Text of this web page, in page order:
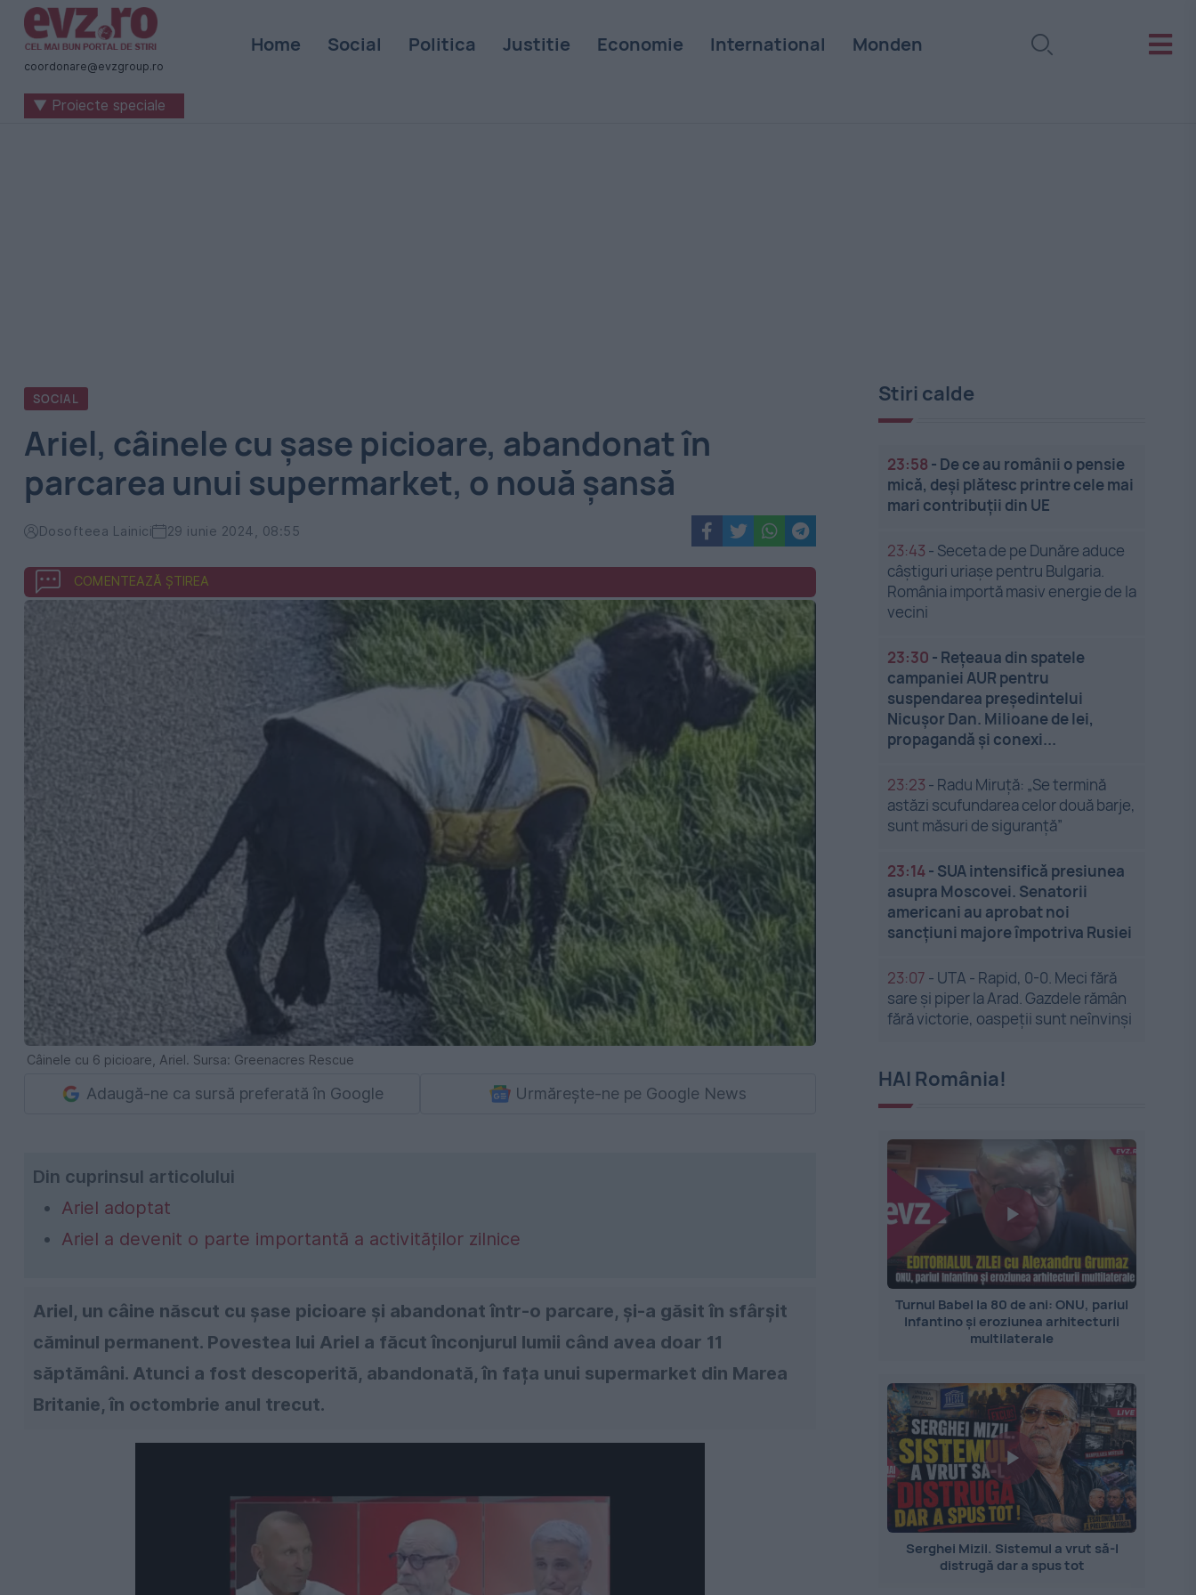
Știri
naționale
internaționale
coordonare@evzgroup.ro
Home Social Politica Justitie Economie International Monden
▼ Proiecte speciale
SOCIAL
Ariel, câinele cu șase picioare, abandonat în
parcarea unui supermarket, o nouă șansă
Dosofteea Lainici 29 iunie 2024, 08:55
COMENTEAZĂ ȘTIREA
Câinele cu 6 picioare, Ariel. Sursa: Greenacres Rescue
Adaugă-ne ca sursă preferată în Google Urmărește-ne pe Google News
Din cuprinsul articolului
Ariel adoptat
Ariel a devenit o parte importantă a activităților zilnice
Ariel, un câine născut cu șase picioare și abandonat într-o parcare, și-a găsit în sfârșit
căminul permanent. Povestea lui Ariel a făcut înconjurul lumii când avea doar 11
săptămâni. Atunci a fost descoperită, abandonată, în fața unui supermarket din Marea
Britanie, în octombrie anul trecut.
Stiri calde
23:58 - De ce au românii o pensie
mică, deși plătesc printre cele mai
mari contribuții din UE
23:43 - Seceta de pe Dunăre aduce
câștiguri uriașe pentru Bulgaria.
România importă masiv energie de la
vecini
23:30 - Rețeaua din spatele
campaniei AUR pentru
suspendarea președintelui
Nicușor Dan. Milioane de lei,
propagandă și conexi...
23:23 - Radu Miruță: „Se termină
astăzi scufundarea celor două barje,
sunt măsuri de siguranţă”
23:14- SUA intensifică presiunea
asupra Moscovei. Senatorii
americani au aprobat noi
sancțiuni majore împotriva Rusiei
23:07 - UTA - Rapid, 0-0. Meci fără
sare și piper la Arad. Gazdele rămân
fără victorie, oaspeții sunt neînvinși
HAI România!
Turnul Babel la 80 de ani: ONU, pariul
Infantino și eroziunea arhitecturii
multilaterale
Serghei Mizil. Sistemul a vrut să-l
distrugă dar a spus tot